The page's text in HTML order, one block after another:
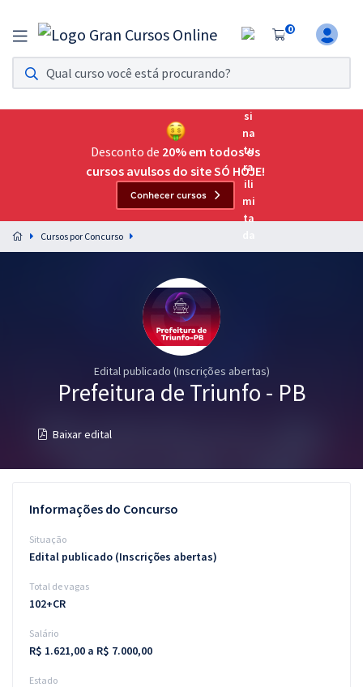
0
Assinatura Ilimitada 11
Acesso a todos os cursos. Teste grátis por 7 dias!
Assinatura OAB Até Passar
Acesso ilimitado a toda preparação para o Exame da
Preparação completa e intensiva para as principais
residências em saúde do Brasil
Conteúdo gratuito
Aprovados
Desconto de 20% em todos os
cursos avulsos do site SÓ HOJE!
Conhecer cursos
Cursos por Concurso
Edital publicado (Inscrições abertas)
Prefeitura de Triunfo - PB
Baixar edital
Informações do Concurso
Situação
Edital publicado (Inscrições abertas)
Total de vagas
102+CR
Salário
R$ 1.621,00 a R$ 7.000,00
Estado